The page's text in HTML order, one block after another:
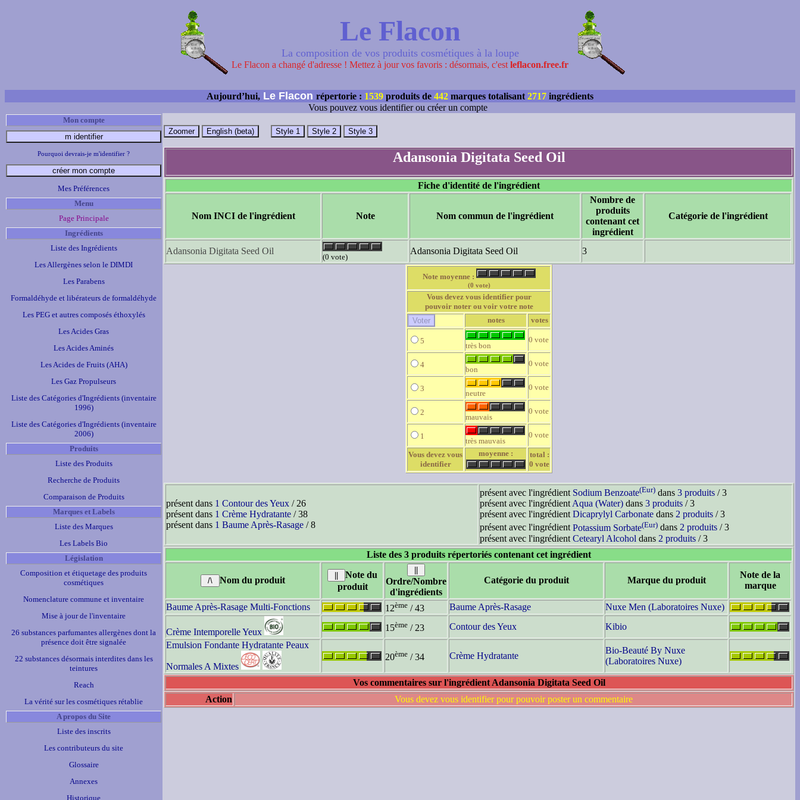
Le Flacon
La composition de vos produits cosmétiques à la loupe
Le Flacon a changé d'adresse ! Mettez à jour vos favoris : désormais, c'est leflacon.free.fr
Aujourd’hui, Le Flacon répertorie : 1539 produits de 442 marques totalisant 2717 ingrédients
Vous pouvez vous identifier ou créer un compte
Mon compte
Pourquoi devrais-je m'identifier ?
Mes Préférences
Menu
Page Principale
Ingrédients
Liste des Ingrédients
Les Allergènes selon le DIMDI
Les Parabens
Formaldéhyde et libérateurs de formaldéhyde
Les PEG et autres composés éthoxylés
Les Acides Gras
Les Acides Aminés
Les Acides de Fruits (AHA)
Les Gaz Propulseurs
Liste des Catégories d'Ingrédients (inventaire
1996)
Liste des Catégories d'Ingrédients (inventaire
2006)
Produits
Liste des Produits
Recherche de Produits
Comparaison de Produits
Marques et Labels
Liste des Marques
Les Labels Bio
Législation
Composition et étiquetage des produits
cosmétiques
Nomenclature commune et inventaire
Mise à jour de l'inventaire
26 substances parfumantes allergènes dont la
présence doit être signalée
22 substances désormais interdites dans les
teintures
Reach
La vérité sur les cosmétiques rétablie
A propos du Site
Liste des inscrits
Les contributeurs du site
Glossaire
Annexes
Historique
Adansonia Digitata Seed Oil
Fiche d'identité de l'ingrédient
Nom INCI de l'ingrédient Note Nom commun de l'ingrédient
Nombre de
produits
contenant cet
ingrédient
Catégorie de l'ingrédient
Adansonia Digitata Seed Oil
(0 vote)
Adansonia Digitata Seed Oil 3
Note moyenne :
(0 vote)
Vous devez vous identifier pour
pouvoir noter ou voir votre note
notes
votes
5
très bon
0 vote
4
bon
0 vote
3
neutre
0 vote
2
mauvais
0 vote
1
très mauvais
0 vote
Vous devez vous
identifier
moyenne :
total :
0 vote
présent dans 1 Contour des Yeux / 26
présent dans 1 Crème Hydratante / 38
présent dans 1 Baume Après-Rasage / 8
présent avec l'ingrédient Sodium Benzoate(Eur) dans 3 produits / 3
présent avec l'ingrédient Aqua (Water) dans 3 produits / 3
présent avec l'ingrédient Dicaprylyl Carbonate dans 2 produits / 3
présent avec l'ingrédientPotassium Sorbate(Eur) dans 2 produits / 3
présent avec l'ingrédient Cetearyl Alcohol dans 2 produits / 3
Liste des 3 produits répertoriés contenant cet ingrédient
Nom du produit
Note du
produit
Ordre/Nombre
d'ingrédients
Catégorie du produit Marque du produit
Note de la
marque
Baume Après-Rasage Multi-Fonctions 12ème / 43 Baume Après-Rasage Nuxe Men (Laboratoires Nuxe)
Crème Intemporelle Yeux 15ème / 23 Contour des Yeux
Kibio
Emulsion Fondante Hydratante Peaux
Normales A Mixtes
20ème / 34 Crème Hydratante
Bio-Beauté By Nuxe
(Laboratoires Nuxe)
Vos commentaires sur l'ingrédient Adansonia Digitata Seed Oil
Action
Vous devez vous identifier pour pouvoir poster un commentaire